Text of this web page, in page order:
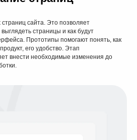
сайта. Это позволяет
страницы и как будут
Прототипы помогают понять, как
его удобство. Этап
внести необходимые изменения до